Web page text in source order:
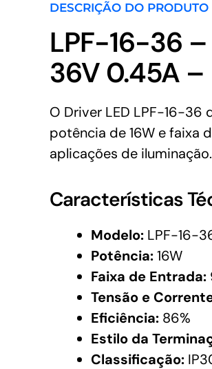
DESCRIÇÃO DO PRODUTO
LPF-16-36
36V 0.45A –
O Driver LED LPF-16-36
potência de 16W e faixa
aplicações de iluminação.
Características
Modelo: LPF-16-
Potência:16W
Faixa de Entrada:
Tensão e
Eficiência: 86%
Estilo da
Classificação: